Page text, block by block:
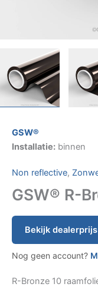
GSW®
Installatie: binnen
Non reflective,
GSW® R-
Bekijk dealerprijs
Nog geen account?
R-Bronze 10